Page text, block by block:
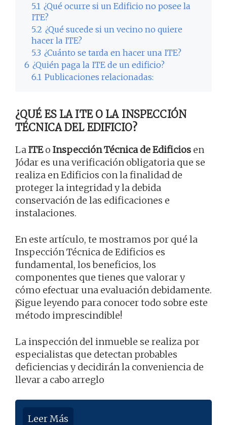
5.1 ¿Qué ocurre si un Edificio no posee la
ITE?
5.2 ¿Qué sucede si un vecino no quiere
hacer la ITE?
5.3 ¿Cuánto se tarda en hacer una ITE?
6 ¿Quién paga la ITE de un edificio?
6.1 Publicaciones relacionadas:
¿QUÉ ES LA ITE O LA INSPECCIÓN
TÉCNICA DEL EDIFICIO?
La ITEo Inspección Técnica de Edificios en
Jódar es una verificación obligatoria que se
realiza en Edificios con la finalidad de
proteger la integridad y la debida
conservación de las edificaciones e
instalaciones.
En este artículo, te mostramos por qué la
Inspección Técnica de Edificios es
fundamental, los beneficios, los
componentes que tienes que valorar y
cómo efectuar una evaluación debidamente.
¡Sigue leyendo para conocer todo sobre este
método imprescindible!
La inspección del inmueble se realiza por
especialistas que detectan probables
deficiencias y decidirán la conveniencia de
llevar a cabo arreglo
Leer Más